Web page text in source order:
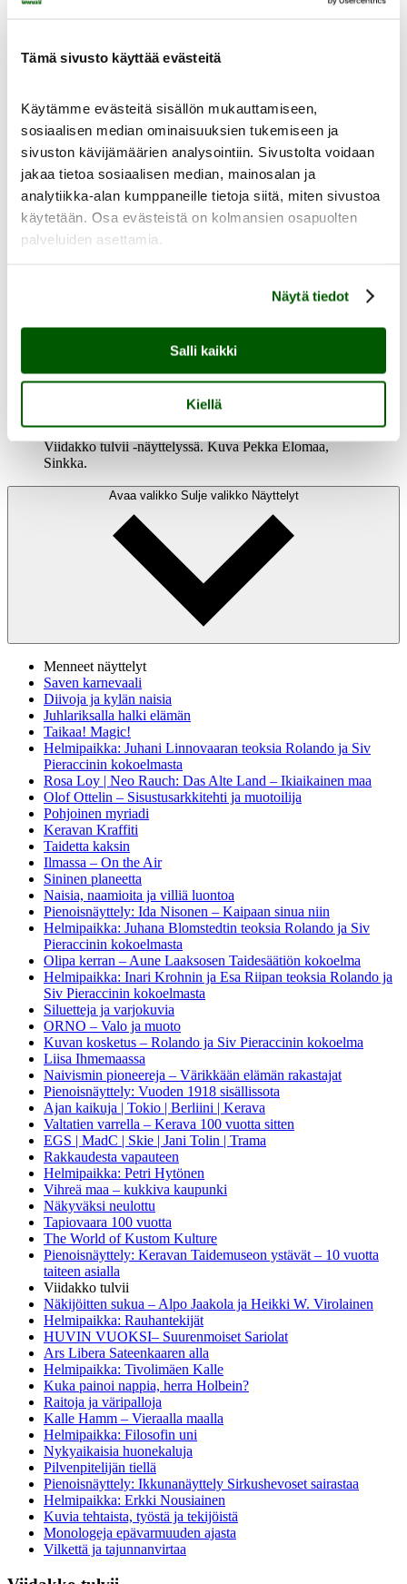
Tämä sivusto käyttää evästeitä
Käytämme evästeitä sisällön mukauttamiseen,
sosiaalisen median ominaisuuksien tukemiseen ja
sivuston kävijämäärien analysointiin. Sivustolta voidaan
jakaa tietoa sosiaalisen median, mainosalan ja
analytiikka-alan kumppaneille tietoja siitä, miten sivustoa
käytetään. Osa evästeistä on kolmansien osapuolten
palveluiden asettamia.
Näytä tiedot
Salli kaikki
Kiellä
Etusivu
Sandra Kantasen ja Sirkka-Liisa Lonkan teoksia
Viidakko tulvii -näyttelyssä. Kuva Pekka Elomaa,
Sinkka.
Avaa valikko Sulje valikko Näyttelyt
Menneet näyttelyt
Saven karnevaali
Diivoja ja kylän naisia
Juhlariksalla halki elämän
Taikaa! Magic!
Helmipaikka: Juhani Linnovaaran teoksia Rolando ja Siv
Pieraccinin kokoelmasta
Rosa Loy | Neo Rauch: Das Alte Land – Ikiaikainen maa
Olof Ottelin – Sisustusarkkitehti ja muotoilija
Pohjoinen myriadi
Keravan Kraffiti
Taidetta kaksin
Ilmassa – On the Air
Sininen planeetta
Naisia, naamioita ja villiä luontoa
Pienoisnäyttely: Ida Nisonen – Kaipaan sinua niin
Helmipaikka: Juhana Blomstedtin teoksia Rolando ja Siv
Pieraccinin kokoelmasta
Olipa kerran – Aune Laaksosen Taidesäätiön kokoelma
Helmipaikka: Inari Krohnin ja Esa Riipan teoksia Rolando ja
Siv Pieraccinin kokoelmasta
Siluetteja ja varjokuvia
ORNO – Valo ja muoto
Kuvan kosketus – Rolando ja Siv Pieraccinin kokoelma
Liisa Ihmemaassa
Naivismin pioneereja – Värikkään elämän rakastajat
Pienoisnäyttely: Vuoden 1918 sisällissota
Ajan kaikuja | Tokio | Berliini | Kerava
Valtatien varrella – Kerava 100 vuotta sitten
EGS | MadC | Skie | Jani Tolin | Trama
Rakkaudesta vapauteen
Helmipaikka: Petri Hytönen
Vihreä maa – kukkiva kaupunki
Näkyväksi neulottu
Tapiovaara 100 vuotta
The World of Kustom Kulture
Pienoisnäyttely: Keravan Taidemuseon ystävät – 10 vuotta
taiteen asialla
Viidakko tulvii
Näkijöitten sukua – Alpo Jaakola ja Heikki W. Virolainen
Helmipaikka: Rauhantekijät
HUVIN VUOKSI– Suurenmoiset Sariolat
Ars Libera Sateenkaaren alla
Helmipaikka: Tivolimäen Kalle
Kuka painoi nappia, herra Holbein?
Raitoja ja väripalloja
Kalle Hamm – Vieraalla maalla
Helmipaikka: Filosofin uni
Nykyaikaisia huonekaluja
Pilvenpitelijän tiellä
Pienoisnäyttely: Ikkunanäyttely Sirkushevoset sairastaa
Helmipaikka: Erkki Nousiainen
Kuvia tehtaista, työstä ja tekijöistä
Monologeja epävarmuuden ajasta
Vilkettä ja tajunnanvirtaa